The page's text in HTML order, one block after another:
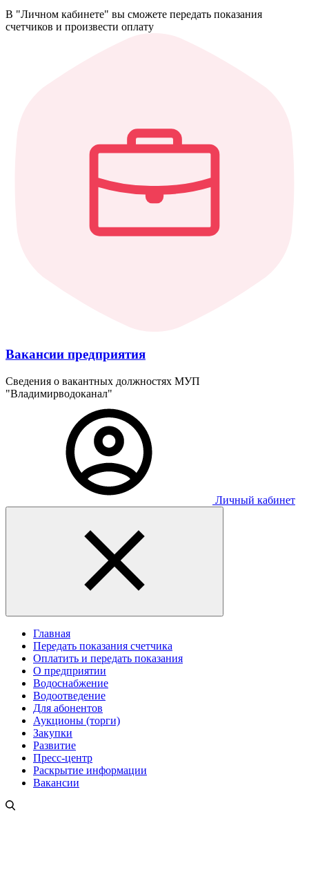
В "Личном кабинете" вы сможете передать показания
счетчиков и произвести оплату
Вакансии предприятия
Сведения о вакантных должностях МУП
"Владимирводоканал"
Личный кабинет
Главная
Передать показания счетчика
Оплатить и передать показания
О предприятии
Водоснабжение
Водоотведение
Для абонентов
Аукционы (торги)
Закупки
Развитие
Пресс-центр
Раскрытие информации
Вакансии